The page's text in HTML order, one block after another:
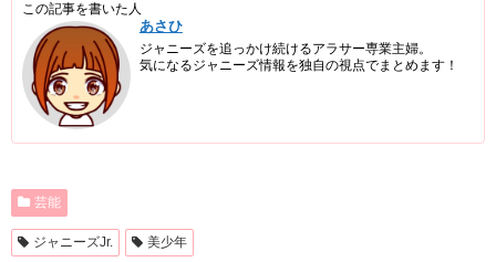
この記事を書いた人
あさひ
ジャニーズを追っかけ続けるアラサー専業主婦。
気になるジャニーズ情報を独自の視点でまとめます！
芸能
ジャニーズJr. 美少年